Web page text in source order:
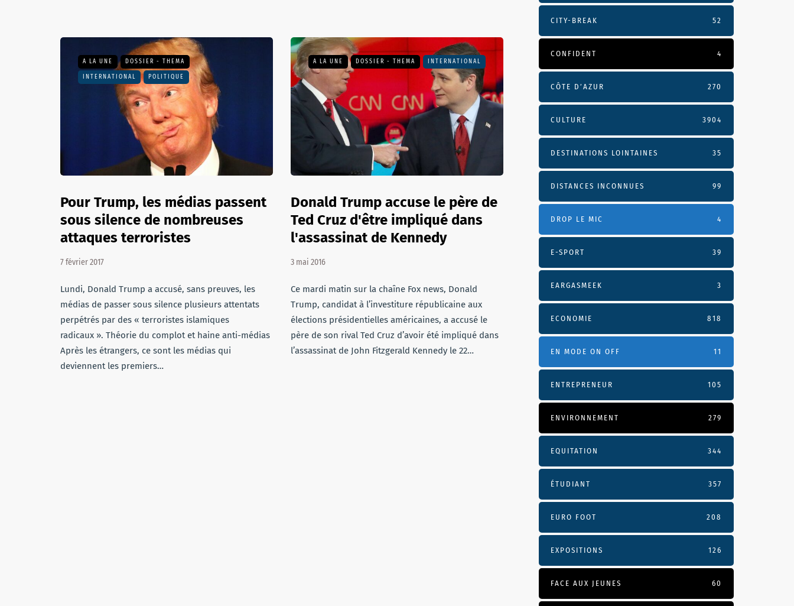
A LA UNE DOSSIER - THEMA
INTERNATIONAL POLITIQUE
Pour Trump, les médias passent
sous silence de nombreuses
attaques terroristes
7 février 2017
Lundi, Donald Trump a accusé, sans preuves, les
médias de passer sous silence plusieurs attentats
perpétrés par des « terroristes islamiques
radicaux ». Théorie du complot et haine anti-médias
Après les étrangers, ce sont les médias qui
deviennent les premiers…
A LA UNE DOSSIER - THEMA INTERNATIONAL
Donald Trump accuse le père de
Ted Cruz d'être impliqué dans
l'assassinat de Kennedy
3 mai 2016
Ce mardi matin sur la chaîne Fox news, Donald
Trump, candidat à l’investiture républicaine aux
élections présidentielles américaines, a accusé le
père de son rival Ted Cruz d’avoir été impliqué dans
l’assassinat de John Fitzgerald Kennedy le 22…
CITY-BREAK 52
CONFIDENT 4
CÔTE D’AZUR 270
CULTURE 3904
DESTINATIONS LOINTAINES 35
DISTANCES INCONNUES 99
DROP LE MIC 4
E-SPORT 39
EARGASMEEK 3
ECONOMIE 818
EN MODE ON OFF 11
ENTREPRENEUR 105
ENVIRONNEMENT 279
EQUITATION 344
ÉTUDIANT 357
EURO FOOT 208
EXPOSITIONS 126
FACE AUX JEUNES 60